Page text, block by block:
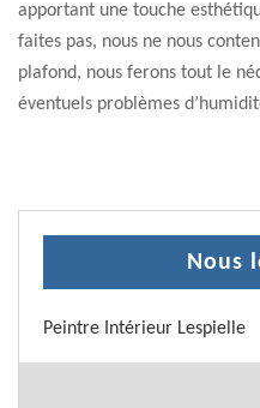
apportant une touche
faites pas, nous ne nous
plafond, nous ferons tout le
éventuels problèmes
Nous
Peintre Intérieur Lespielle